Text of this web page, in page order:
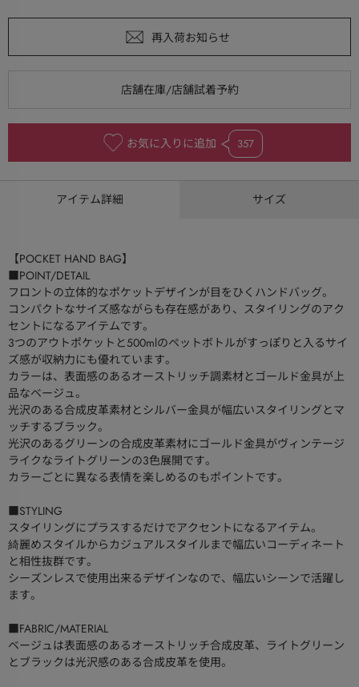
お気に入りに追加 357
アイテム詳細 サイズ
【POCKET HAND BAG】
■POINT/DETAIL
フロントの立体的なポケットデザインが目をひくハンドバッグ。
コンパクトなサイズ感ながらも存在感があり、スタイリングのアク
セントになるアイテムです。
3つのアウトポケットと500mlのペットボトルがすっぽりと入るサイ
ズ感が収納力にも優れています。
カラーは、表面感のあるオーストリッチ調素材とゴールド金具が上
品なベージュ。
光沢のある合成皮革素材とシルバー金具が幅広いスタイリングとマ
ッチするブラック。
光沢のあるグリーンの合成皮革素材にゴールド金具がヴィンテージ
ライクなライトグリーンの3色展開です。
カラーごとに異なる表情を楽しめるのもポイントです。
■STYLING
スタイリングにプラスするだけでアクセントになるアイテム。
綺麗めスタイルからカジュアルスタイルまで幅広いコーディネート
と相性抜群です。
シーズンレスで使用出来るデザインなので、幅広いシーンで活躍し
ます。
■FABRIC/MATERIAL
ベージュは表面感のあるオーストリッチ合成皮革、ライトグリーン
とブラックは光沢感のある合成皮革を使用。